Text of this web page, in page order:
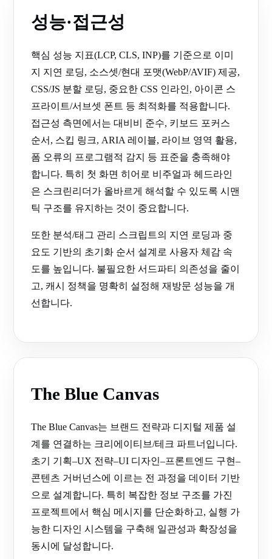
성능·접근성
핵심 성능 지표(LCP, CLS, INP)를 기준으로 이미
지 지연 로딩, 소스셋/현대 포맷(WebP/AVIF) 제공,
CSS/JS 분할 로딩, 중요한 CSS 인라인, 아이콘 스
프라이트/서브셋 폰트 등 최적화를 적용합니다.
접근성 측면에서는 대비비 준수, 키보드 포커스
순서, 스킵 링크, ARIA 레이블, 라이브 영역 활용,
폼 오류의 프로그램적 감지 등 표준을 충족해야
합니다. 특히 첫 화면 히어로 비주얼과 헤드라인
은 스크린리더가 올바르게 해석할 수 있도록 시맨
틱 구조를 유지하는 것이 중요합니다.
또한 분석/태그 관리 스크립트의 지연 로딩과 중
요도 기반의 초기화 순서 설계로 사용자 체감 속
도를 높입니다. 불필요한 서드파티 의존성을 줄이
고, 캐시 정책을 명확히 설정해 재방문 성능을 개
선합니다.
The Blue Canvas
The Blue Canvas는 브랜드 전략과 디지털 제품 설
계를 연결하는 크리에이티브/테크 파트너입니다.
초기 기획–UX 전략–UI 디자인–프론트엔드 구현–
콘텐츠 거버넌스에 이르는 전 과정을 데이터 기반
으로 설계합니다. 특히 복잡한 정보 구조를 가진
프로젝트에서 핵심 메시지를 단순화하고, 실행 가
능한 디자인 시스템을 구축해 일관성과 확장성을
동시에 달성합니다.